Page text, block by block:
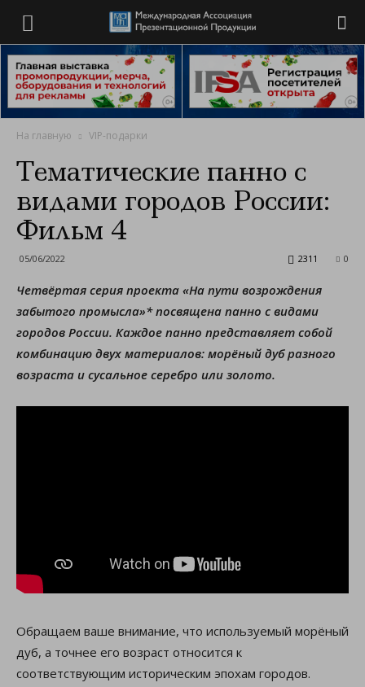
На главную VIP-подарки
Тематические панно с
видами городов России:
Фильм 4
05/06/2022 0
2311
Четвёртая серия проекта «На пути возрождения
забытого промысла»* посвящена панно с видами
городов России. Каждое панно представляет собой
комбинацию двух материалов: морёный дуб разного
возраста и сусальное серебро или золото.
Обращаем ваше внимание, что используемый морёный
дуб, а точнее его возраст относится к
соответствующим историческим эпохам городов.